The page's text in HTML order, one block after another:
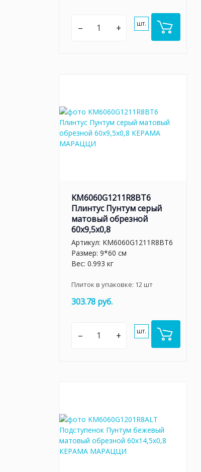
– + шт.
KM6060G1211R8BT6
Плинтус Пунтум серый
матовый обрезной
60x9,5x0,8
Артикул: KM6060G1211R8BT6
Размер: 9*60 см
Вес: 0.993 кг
Плиток в упаковке: 12 шт
303.78 руб.
– + шт.